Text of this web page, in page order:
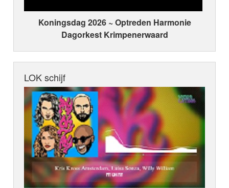
Koningsdag 2026 ~ Optreden Harmonie
Dagorkest Krimpenerwaard
LOK schijf